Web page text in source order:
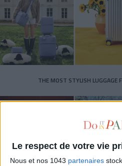
Le respect de votre vie
Nous et nos 1043 partenaires
THE MOST STYLISH LUGGAGE